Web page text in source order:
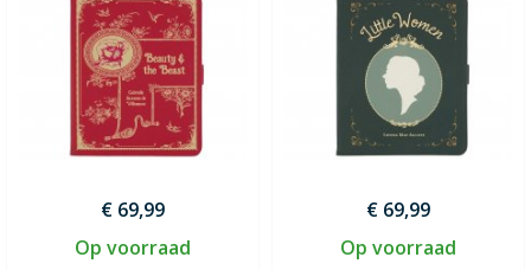
€ 69,99
Op voorraad
€ 69,99
Op voorraad